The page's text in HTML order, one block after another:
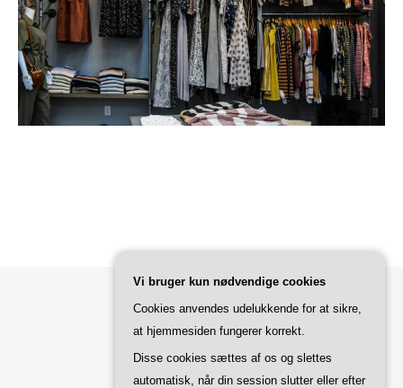
Bard Tema afWP Royal .
Vi bruger kun nødvendige cookies
Cookies anvendes udelukkende for at sikre,
at hjemmesiden fungerer korrekt.
Disse cookies sættes af os og slettes
automatisk, når din session slutter eller efter